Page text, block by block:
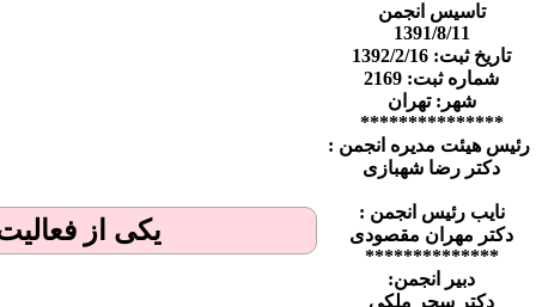
تاسیس انجمن
1391/8/11
تاریخ ثبت: 1392/2/16
شماره ثبت: 2169
شهر: تهران
***************
رئیس هیئت مدیره انجمن :
دکتر رضا شهبازی
نایب رئیس انجمن :
دکتر مهران مقصودی
**************
دبیر انجمن:
دکتر سحر ملکی
یکی از